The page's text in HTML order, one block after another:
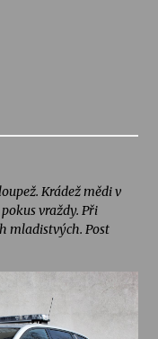
Krádež mědi v
vraždy. Při
mladistvých. Post